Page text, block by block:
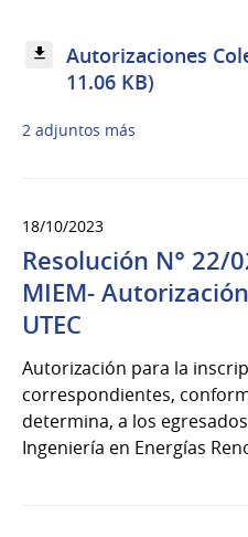
Autorizaciones
11.06 KB)
2 adjuntos más
18/10/2023
Resolución N° 22/
MIEM-
UTEC
Autorización para la
correspondientes,
determina, a los
Ingeniería en Energías